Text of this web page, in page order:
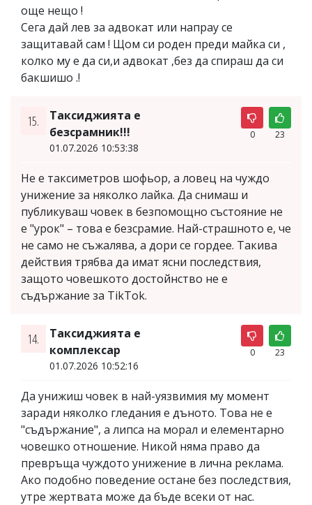
още нещо !
Сега дай лев за адвокат или напрау се
защитавай сам ! Щом си роден преди майка си ,
колко му е да си,и адвокат ,без да спираш да си
бакшишо .!
15.
Таксиджията е
безсрамник!!!
01.07.2026 10:53:38
0 23
Не е таксиметров шофьор, а ловец на чуждо
унижение за няколко лайка. Да снимаш и
публикуваш човек в безпомощно състояние не
е "урок" – това е безсрамие. Най-страшното е, че
не само не съжалява, а дори се гордее. Такива
действия трябва да имат ясни последствия,
защото човешкото достойнство не е
съдържание за TikTok.
14.
Таксиджията е
комплексар
01.07.2026 10:52:16
0 23
Да унижиш човек в най-уязвимия му момент
заради няколко гледания е дъното. Това не е
"съдържание", а липса на морал и елементарно
човешко отношение. Никой няма право да
превръща чуждото унижение в лична реклама.
Ако подобно поведение остане без последствия,
утре жертвата може да бъде всеки от нас.